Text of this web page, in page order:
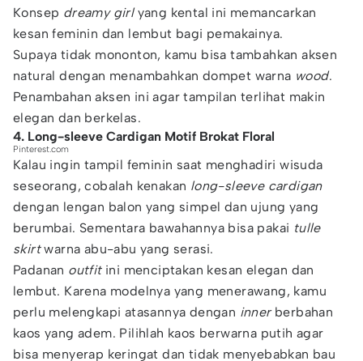
Konsep dreamy girlyang kental ini memancarkan
kesan feminin dan lembut bagi pemakainya.
Supaya tidak mononton, kamu bisa tambahkan aksen
natural dengan menambahkan dompet warna wood.
Penambahan aksen ini agar tampilan terlihat makin
elegan dan berkelas.
4. Long-sleeve Cardigan Motif Brokat Floral
Pinterest.com
Kalau ingin tampil feminin saat menghadiri wisuda
seseorang, cobalah kenakan long-sleeve cardigan
dengan lengan balon yang simpel dan ujung yang
berumbai. Sementara bawahannya bisa pakai tulle
skirtwarna abu-abu yang serasi.
Padanan outfitini menciptakan kesan elegan dan
lembut. Karena modelnya yang menerawang, kamu
perlu melengkapi atasannya dengan innerberbahan
kaos yang adem. Pilihlah kaos berwarna putih agar
bisa menyerap keringat dan tidak menyebabkan bau